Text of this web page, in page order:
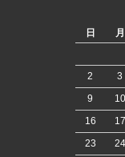
日
月
2
3
9
10
16
17
23
24